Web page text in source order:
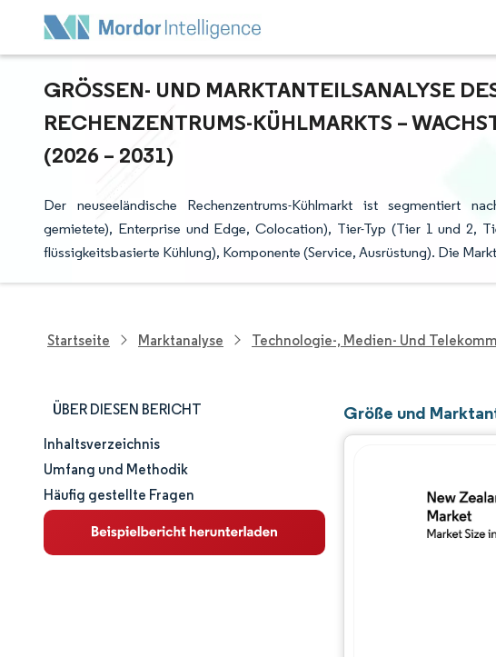
GRÖSSEN- UND MARKTANTEILSANALYSE
ECHENZENTRUMS-KÜHLMARKTS –
2026 – 2031)
Der neuseeländische Rechenzentrums-Kühlmarkt ist segmentiert
gemietete), Enterprise und Edge, Colocation), Tier-Typ (Tier 1 und 2,
flüssigkeitsbasierte Kühlung), Komponente (Service, Ausrüstung). Die
Startseite Marktanalyse Technologie-, Medien- Und
ÜBER DIESEN BERICHT
Marktgröße und -anteil
Marktanalyse
Trends und Einblicke
Inhaltsverzeichnis
Umfang und Methodik
Häufig gestellte Fragen
Größe und